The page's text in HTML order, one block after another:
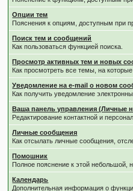
Опции тем
Пояснения к опциям, доступным при
Поиск тем и сообщений
Как пользоваться функцией поиска.
Просмотр активных тем и новых
Как просмотреть все темы, на
Уведомление на е-mail о новом
Как получить уведомление
Ваша панель управления (Личные
Редактирование контактной и
Личные сообщения
Как отсылать личные сообщения,
Помошник
Полное пояснение к этой небольшой,
Календарь
Дополнительная информация о